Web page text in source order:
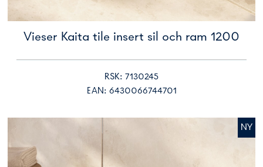
Vieser Kaita tile insert sil och ram 1200
RSK: 7130245
EAN: 6430066744701
NY